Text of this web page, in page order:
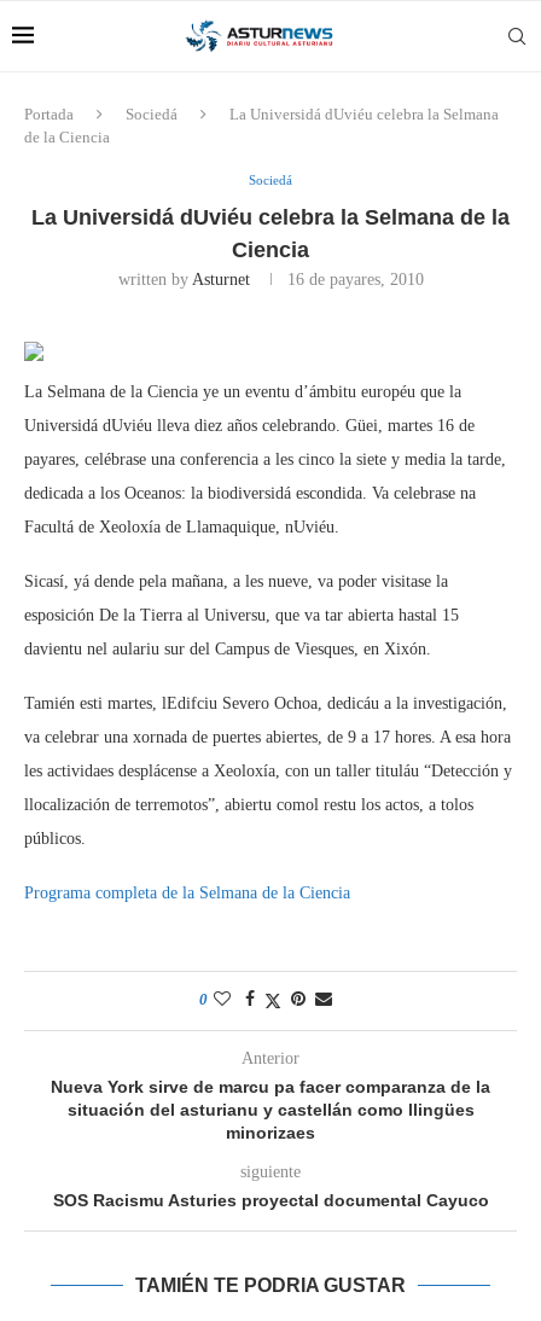
Portada Sociedá
La Universidá dUviéu celebra la Selmana
de la Ciencia
Sociedá
La Universidá dUviéu celebra la Selmana de la
Ciencia
written by Asturnet 16 de payares, 2010
La Selmana de la Ciencia ye un eventu d’ámbitu européu que la
Universidá dUviéu lleva diez años celebrando. Güei, martes 16 de
payares, celébrase una conferencia a les cinco la siete y media la tarde,
dedicada a los Oceanos: la biodiversidá escondida. Va celebrase na
Facultá de Xeoloxía de Llamaquique, nUviéu.
Sicasí, yá dende pela mañana, a les nueve, va poder visitase la
esposición De la Tierra al Universu, que va tar abierta hastal 15
davientu nel aulariu sur del Campus de Viesques, en Xixón.
Tamién esti martes, lEdifciu Severo Ochoa, dedicáu a la investigación,
va celebrar una xornada de puertes abiertes, de 9 a 17 hores. A esa hora
les actividaes desplácense a Xeoloxía, con un taller tituláu “Detección y
llocalización de terremotos”, abiertu comol restu los actos, a tolos
públicos.
Programa completa de la Selmana de la Ciencia
0
Anterior
Nueva York sirve de marcu pa facer comparanza de la
situación del asturianu y castellán como llingües
minorizaes
siguiente
SOS Racismu Asturies proyectal documental Cayuco
TAMIÉN TE PODRIA GUSTAR